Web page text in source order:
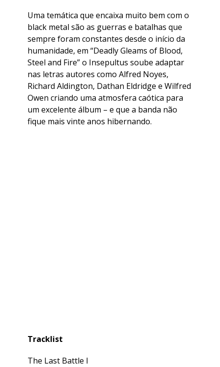
Uma temática que encaixa muito bem com o
black metal são as guerras e batalhas que
sempre foram constantes desde o início da
humanidade, em “Deadly Gleams of Blood,
Steel and Fire” o Insepultus soube adaptar
nas letras autores como Alfred Noyes,
Richard Aldington, Dathan Eldridge e Wilfred
Owen criando uma atmosfera caótica para
um excelente álbum – e que a banda não
fique mais vinte anos hibernando.
Tracklist
The Last Battle I